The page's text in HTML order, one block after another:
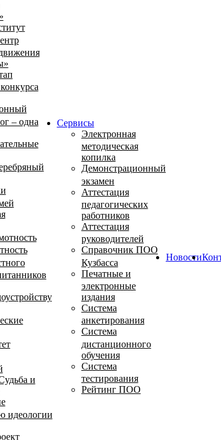
– одна
и
идеологии
Сервисы
Электронная
методическая
копилка
Демонстрационный
экзамен
Аттестация
педагогических
работников
Аттестация
руководителей
Справочник ПОО
Кузбасса
Печатные и
электронные
издания
Система
анкетирования
Система
дистанционного
обучения
Система
тестирования
Рейтинг ПОО
Новости